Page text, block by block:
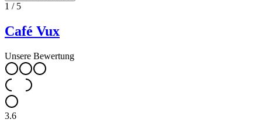
1 / 5
Café Vux
Unsere Bewertung
3.6